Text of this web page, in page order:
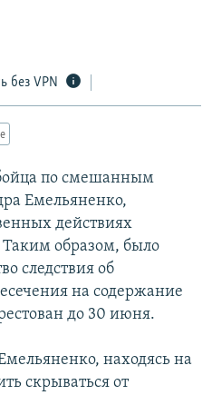
без VPN
по смешанным
Емельяненко,
действиях
Таким образом, было
следствия об
на содержание
до 30 июня.
находясь на
скрываться от